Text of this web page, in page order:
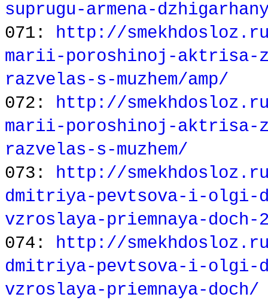
suprugu-armena-
071: http://
marii-poroshinoj-aktrisa-
razvelas-s-muzhem/amp/
072: http://
marii-poroshinoj-aktrisa-
razvelas-s-muzhem/
073: http://
dmitriya-pevtsova-i-olgi-
vzroslaya-priemnaya-doch-
074: http://
dmitriya-pevtsova-i-olgi-
vzroslaya-priemnaya-doch/